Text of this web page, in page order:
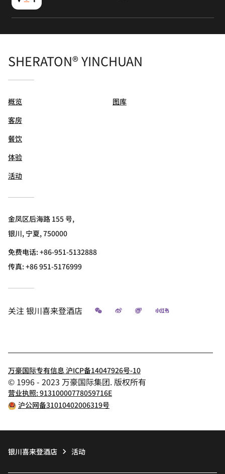
SHERATON® YINCHUAN
概览
客房
餐饮
体验
活动
图库
金凤区后海路 155 号,
银川, 宁夏, 750000
免费电话:+86-951-5132888
传真:+86 951-5176999
关注银川喜来登酒店 微信 微博 飞猪 小红书
万豪国际专有信息 沪ICP备14047926号-10
© 1996 - 2023 万豪国际集团. 版权所有
营业执照: 91310000778059716E
沪公网备31010402006319号
银川喜来登酒店 活动